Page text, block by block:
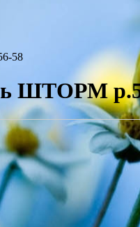
58
ШТОРМ